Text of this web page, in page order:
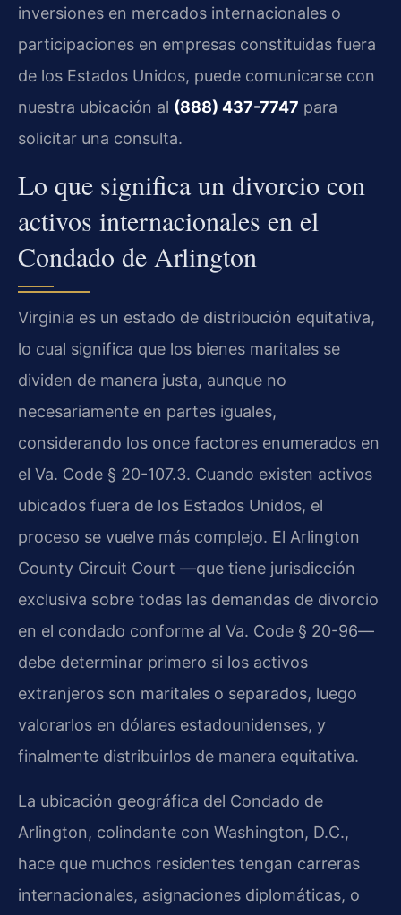
inversiones en mercados internacionales o
participaciones en empresas constituidas fuera
de los Estados Unidos, puede comunicarse con
nuestra ubicación al (888) 437-7747 para
solicitar una consulta.
Lo que significa un divorcio con
activos internacionales en el
Condado de Arlington
Virginia es un estado de distribución equitativa,
lo cual significa que los bienes maritales se
dividen de manera justa, aunque no
necesariamente en partes iguales,
considerando los once factores enumerados en
el Va. Code § 20-107.3. Cuando existen activos
ubicados fuera de los Estados Unidos, el
proceso se vuelve más complejo. El Arlington
County Circuit Court —que tiene jurisdicción
exclusiva sobre todas las demandas de divorcio
en el condado conforme al Va. Code § 20-96—
debe determinar primero si los activos
extranjeros son maritales o separados, luego
valorarlos en dólares estadounidenses, y
finalmente distribuirlos de manera equitativa.
La ubicación geográfica del Condado de
Arlington, colindante con Washington, D.C.,
hace que muchos residentes tengan carreras
internacionales, asignaciones diplomáticas, o